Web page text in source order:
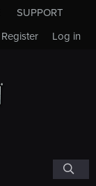
SUPPORT
Log in
Register